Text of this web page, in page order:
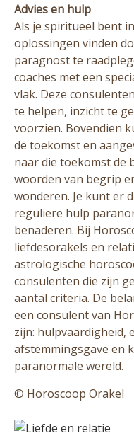
Advies en hulp
Als je spiritueel bent
oplossingen vinden
paragnost te
coaches met een
vlak. Deze
te helpen, inzicht te
voorzien. Bovendien
de toekomst en
naar die toekomst de
woorden van begrip
wonderen. Je kunt er
reguliere hulp
benaderen. Bij
liefdesorakels en
astrologische
consulenten die zijn
aantal criteria. De
een consulent van
zijn: hulpvaardigheid,
afstemmingsgave en
paranormale wereld.
© Horoscoop Orakel